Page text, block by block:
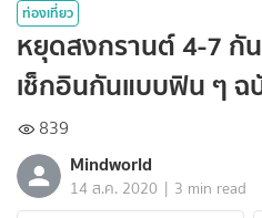
ท่องเที่ยว
หยุดสงกรานต์ 4-7 กั
เช็กอินกันแบบฟิน ๆ
839
Mindworld
14 ส.ค. 2020 | 3 min read